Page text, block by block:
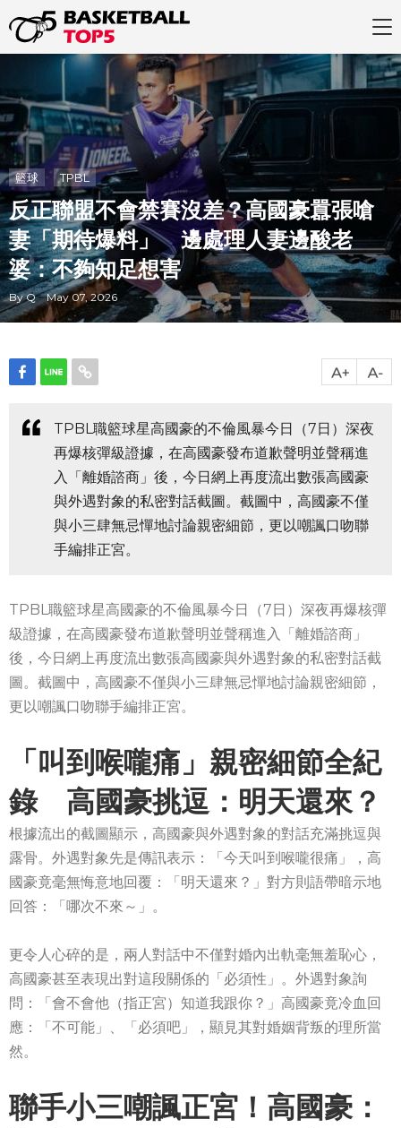
籃球 TPBL
反正聯盟不會禁賽沒差？高國豪囂張嗆
妻「期待爆料」 邊處理人妻邊酸老
婆：不夠知足想害
By Q May 07, 2026
TPBL職籃球星高國豪的不倫風暴今日（7日）深夜
再爆核彈級證據，在高國豪發布道歉聲明並聲稱進
入「離婚諮商」後，今日網上再度流出數張高國豪
與外遇對象的私密對話截圖。截圖中，高國豪不僅
與小三肆無忌憚地討論親密細節，更以嘲諷口吻聯
手編排正宮。
TPBL職籃球星高國豪的不倫風暴今日（7日）深夜再爆核彈
級證據，在高國豪發布道歉聲明並聲稱進入「離婚諮商」
後，今日網上再度流出數張高國豪與外遇對象的私密對話截
圖。截圖中，高國豪不僅與小三肆無忌憚地討論親密細節，
更以嘲諷口吻聯手編排正宮。
「叫到喉嚨痛」親密細節全紀
錄 高國豪挑逗：明天還來？
根據流出的截圖顯示，高國豪與外遇對象的對話充滿挑逗與
露骨。外遇對象先是傳訊表示：「今天叫到喉嚨很痛」，高
國豪竟毫無悔意地回覆：「明天還來？」對方則語帶暗示地
回答：「哪次不來～」。
更令人心碎的是，兩人對話中不僅對婚內出軌毫無羞恥心，
高國豪甚至表現出對這段關係的「必須性」。外遇對象詢
問：「會不會他（指正宮）知道我跟你？」高國豪竟冷血回
應：「不可能」、「必須吧」，顯見其對婚姻背叛的理所當
然。
聯手小三嘲諷正宮！高國豪：